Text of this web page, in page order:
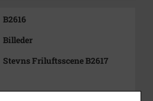
B2616
Billeder
Stevns Friluftsscene B2617